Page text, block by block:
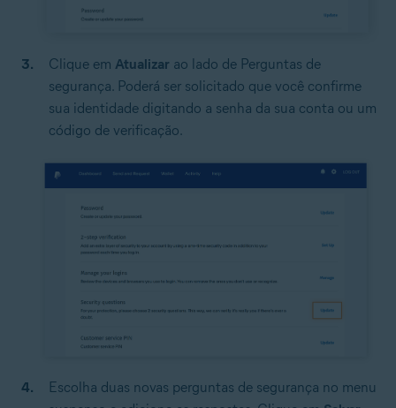
Clique em Atualizar ao lado de Perguntas de
segurança. Poderá ser solicitado que você confirme
sua identidade digitando a senha da sua conta ou um
código de verificação.
Escolha duas novas perguntas de segurança no menu